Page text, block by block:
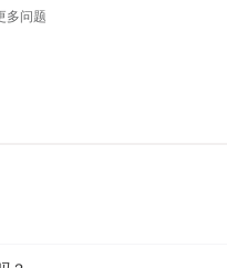
多问题